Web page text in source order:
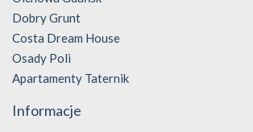
Dobry Grunt
Costa Dream House
Osady Poli
Apartamenty Taternik
Informacje